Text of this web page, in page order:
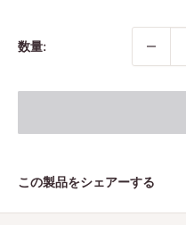
数量:
この製品をシェアーする